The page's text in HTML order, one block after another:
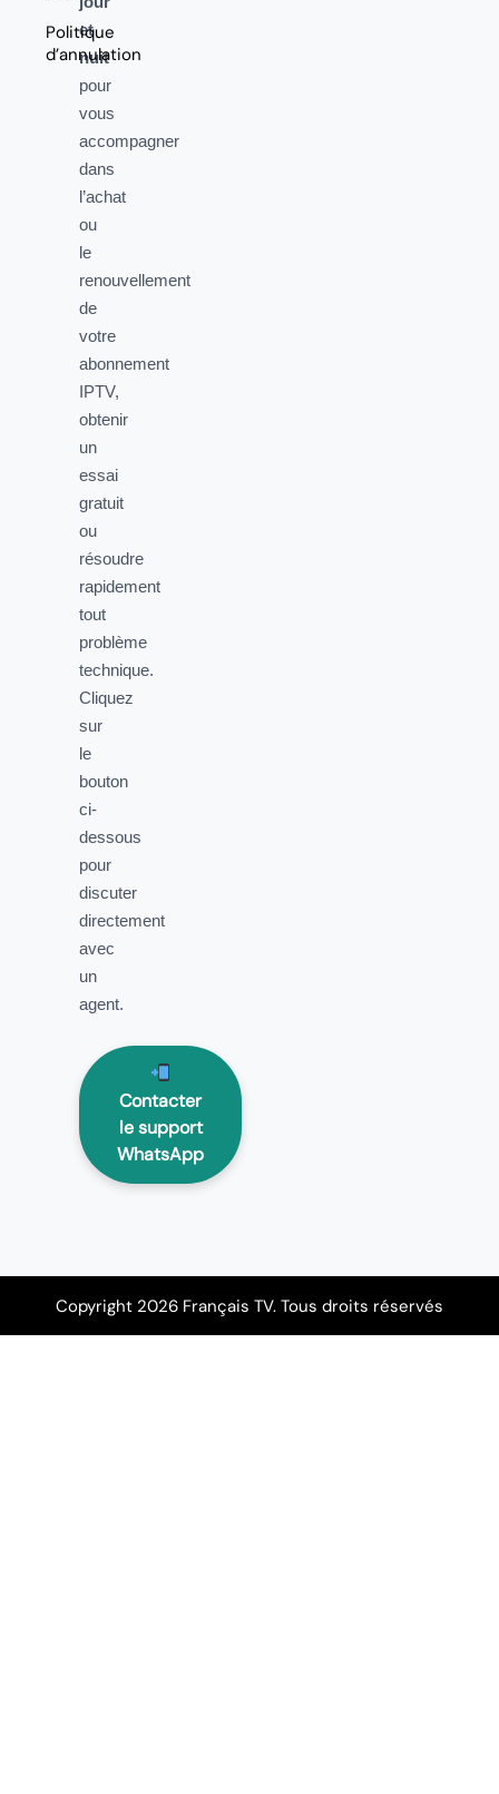
Politique
d’annulation
et
nuit
pour
vous
accompagner
dans
l’achat
ou
le
renouvellement
de
votre
abonnement
IPTV,
obtenir
un
essai
gratuit
ou
résoudre
rapidement
tout
problème
technique.
Cliquez
sur
le
bouton
ci-
dessous
pour
discuter
directement
avec
un
agent.
Contacter
le support
WhatsApp
Copyright 2026 Français TV. Tous droits réservés